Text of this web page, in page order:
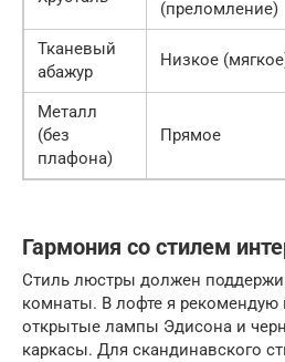
(преломление)
Тканевый
абажур
Низкое
Металл
(без
плафона)
Прямое
Гармония со стилем
Стиль люстры должен
комнаты. В лофте я рекомендую
открытые лампы Эдисона и
каркасы. Для скандинавского